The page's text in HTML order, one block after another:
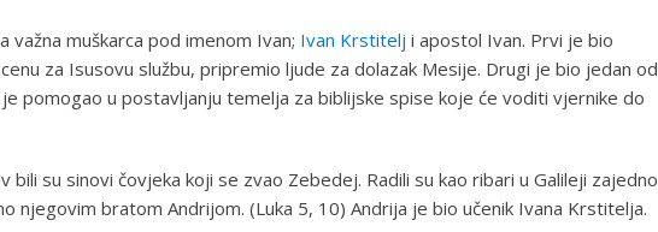
muškarca pod imenom Ivan; Ivan Krstitelj i apostol Ivan. Prvi je bio
za Isusovu službu, pripremio ljude za dolazak Mesije. Drugi je bio jedan od
pomogao u postavljanju temelja za biblijske spise koje će voditi vjernike do
bili su sinovi čovjeka koji se zvao Zebedej. Radili su kao ribari u Galileji zajedno
njegovim bratom Andrijom. (Luka 5, 10) Andrija je bio učenik Ivana Krstitelja.